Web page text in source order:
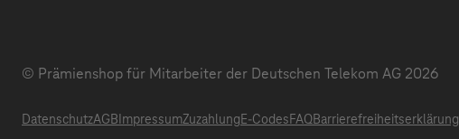
© Prämienshop für Mitarbeiter der Deutschen Telekom AG 2026
DatenschutzAGB ImpressumZuzahlungE-CodesFAQBarrierefreiheitserklärung